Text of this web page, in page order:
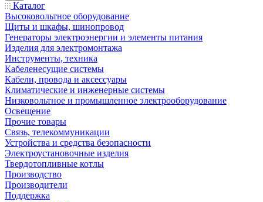
Каталог
Высоковольтное оборудование
Щиты и шкафы, шинопровод
Генераторы электроэнергии и элементы питания
Изделия для электромонтажа
Инструменты, техника
Кабеленесущие системы
Кабели, провода и аксессуары
Климатические и инженерные системы
Низковольтное и промышленное электрооборудование
Освещение
Прочие товары
Связь, телекоммуникации
Устройства и средства безопасности
Электроустановочные изделия
Твердотопливные котлы
Производство
Производители
Поддержка